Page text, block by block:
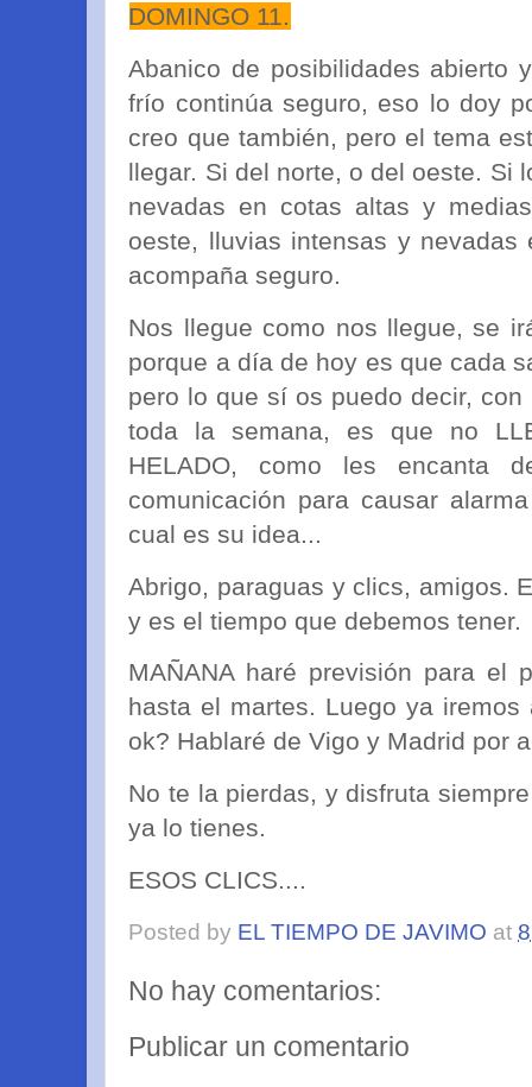
DOMINGO 11.
Abanico de posibilidades abierto
frío continúa seguro, eso lo doy
creo que también, pero el tema
llegar. Si del norte, o del oeste. Si
nevadas en cotas altas y
oeste, lluvias intensas y
acompaña seguro.
Nos llegue como nos llegue, se
porque a día de hoy es que cada
pero lo que sí os puedo decir,
toda la semana, es que no
HELADO, como les encanta
comunicación para causar
cual es su idea...
Abrigo, paraguas y clics, amigos.
y es el tiempo que debemos tener.
MAÑANA haré previsión para el
hasta el martes. Luego ya
ok? Hablaré de Vigo y Madrid por
No te la pierdas, y disfruta
ya lo tienes.
ESOS CLICS....
Posted by EL TIEMPO DE JAVIMO at
No hay comentarios:
Publicar un comentario